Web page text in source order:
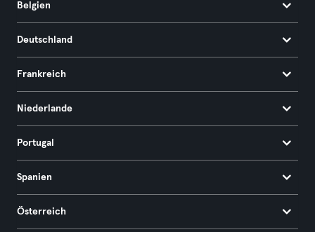
Belgien
Deutschland
Frankreich
Niederlande
Portugal
Spanien
Österreich